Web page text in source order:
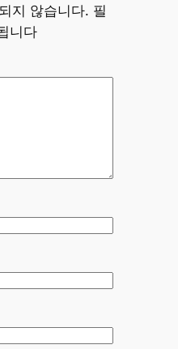
지 않습니다. 필
니다